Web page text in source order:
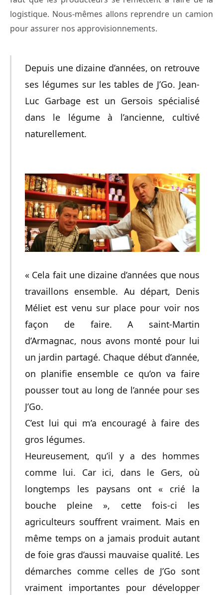
logistique. Nous-mêmes allons reprendre un camion
pour assurer nos approvisionnements.
Depuis une dizaine d’années, on retrouve
ses légumes sur les tables de J’Go. Jean-
Luc Garbage est un Gersois spécialisé
dans le légume à l’ancienne, cultivé
naturellement.
« Cela fait une dizaine d’années que nous
travaillons ensemble. Au départ, Denis
Méliet est venu sur place pour voir nos
façon de faire. A saint-Martin
d’Armagnac, nous avons monté pour lui
un jardin partagé. Chaque début d’année,
on planifie ensemble ce qu’on va faire
pousser tout au long de l’année pour ses
J’Go.
C’est lui qui m’a encouragé à faire des
gros légumes.
Heureusement, qu’il y a des hommes
comme lui. Car ici, dans le Gers, où
longtemps les paysans ont « crié la
bouche pleine », cette fois-ci les
agriculteurs souffrent vraiment. Mais en
même temps on a jamais produit autant
de foie gras d’aussi mauvaise qualité. Les
démarches comme celles de J’Go sont
vraiment importantes pour développer